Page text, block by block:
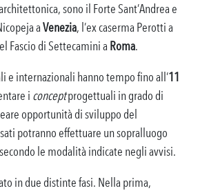
sono il Forte Sant’Andrea e
aVenezia, l’ex caserma Perotti a
Fascio di Settecamini a Roma.
e internazionali hanno tempo fino all’11
i conceptprogettuali in grado di
opportunità di sviluppo del
potranno effettuare un sopralluogo
le modalità indicate negli avvisi.
in due distinte fasi. Nella prima,